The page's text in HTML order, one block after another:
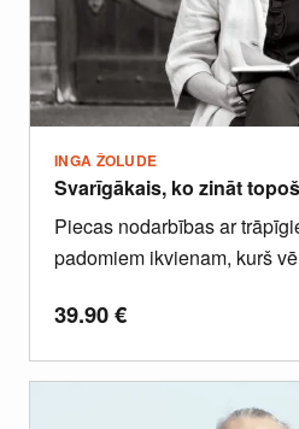
INGA ŽOLUDE
Svarīgākais, ko zināt
Piecas nodarbības ar
padomiem ikvienam, kurš
39.90€